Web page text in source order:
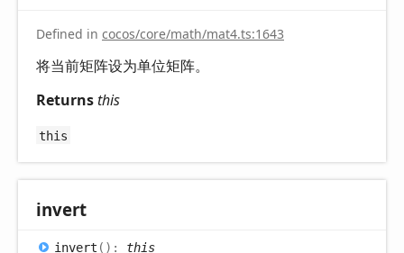
Defined in cocos/core/math/mat4.ts:1643
将当前矩阵设为单位矩阵。
Returnsthis
this
invert
invert ( ) : this